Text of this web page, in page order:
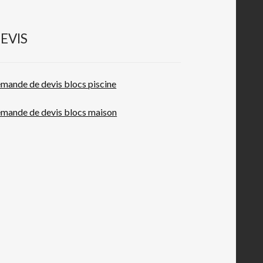
de devis blocs piscine
de devis blocs maison